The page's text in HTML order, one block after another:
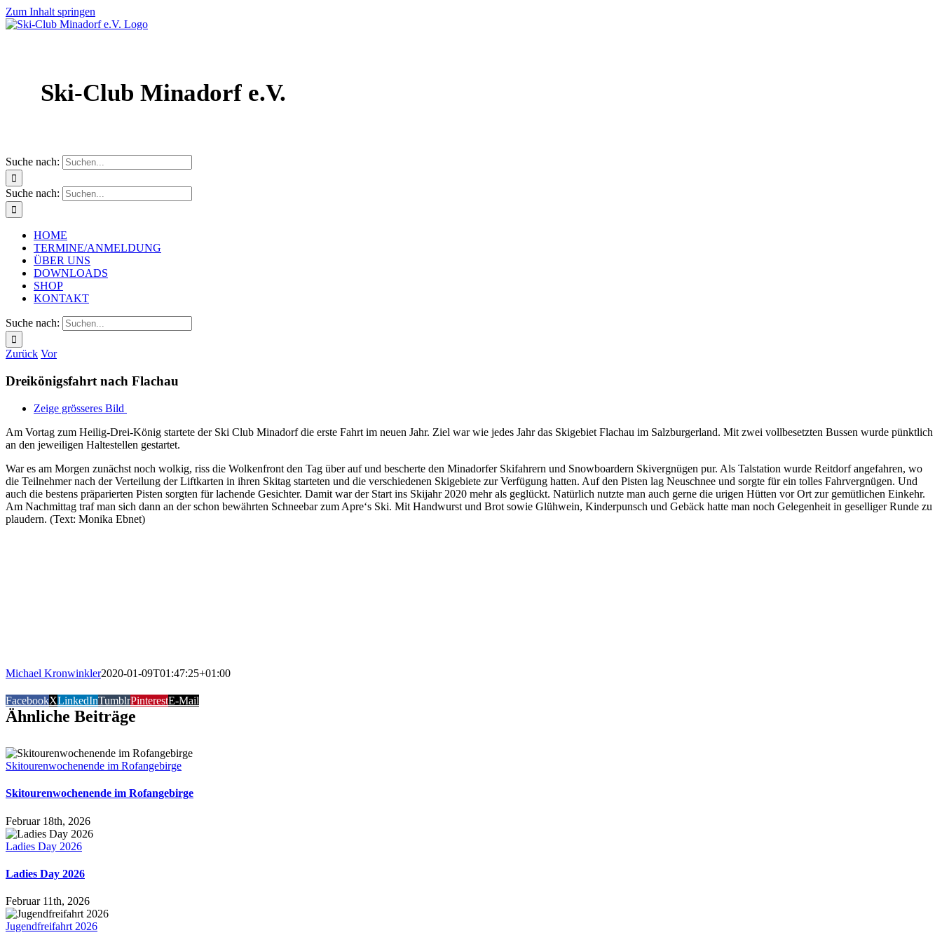
Zum Inhalt springen
Ski-Club Minadorf e.V.
Suche nach:
Suche nach:
HOME
TERMINE/ANMELDUNG
ÜBER UNS
DOWNLOADS
SHOP
KONTAKT
Suche nach:
Zurück Vor
Dreikönigsfahrt nach Flachau
Zeige grösseres Bild
Am Vortag zum Heilig-Drei-König startete der Ski Club Minadorf die erste Fahrt im neuen Jahr. Ziel war wie jedes Jahr das Skigebiet Flachau im Salzburgerland. Mit zwei vollbesetzten Bussen wurde pünktlich
an den jeweiligen Haltestellen gestartet.
War es am Morgen zunächst noch wolkig, riss die Wolkenfront den Tag über auf und bescherte den Minadorfer Skifahrern und Snowboardern Skivergnügen pur. Als Talstation wurde Reitdorf angefahren, wo
die Teilnehmer nach der Verteilung der Liftkarten in ihren Skitag starteten und die verschiedenen Skigebiete zur Verfügung hatten. Auf den Pisten lag Neuschnee und sorgte für ein tolles Fahrvergnügen. Und
auch die bestens präparierten Pisten sorgten für lachende Gesichter. Damit war der Start ins Skijahr 2020 mehr als geglückt. Natürlich nutzte man auch gerne die urigen Hütten vor Ort zur gemütlichen Einkehr.
Am Nachmittag traf man sich dann an der schon bewährten Schneebar zum Apre‘s Ski. Mit Handwurst und Brot sowie Glühwein, Kinderpunsch und Gebäck hatte man noch Gelegenheit in geselliger Runde zu
plaudern. (Text: Monika Ebnet)
Michael Kronwinkler2020-01-09T01:47:25+01:00
FacebookXLinkedInTumblrPinterestE-Mail
Ähnliche Beiträge
Skitourenwochenende im Rofangebirge
Skitourenwochenende im Rofangebirge
Februar 18th, 2026
Ladies Day 2026
Ladies Day 2026
Februar 11th, 2026
Jugendfreifahrt 2026